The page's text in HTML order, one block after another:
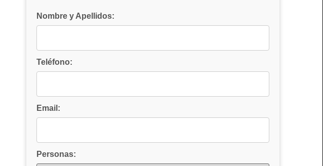
Nombre y Apellidos:
Teléfono:
Email:
Personas: